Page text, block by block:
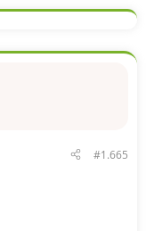
#1.665